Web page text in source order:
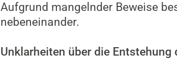
Aufgrund mangelnder Beweise
nebeneinander.
Unklarheiten über die Entstehung